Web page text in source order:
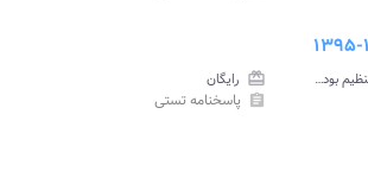
مبانی امور مالی و تنظیم بودجه در آموزش و پرورش پیام نور card_giftcard رایگان
assignment پاسخنامه تستی